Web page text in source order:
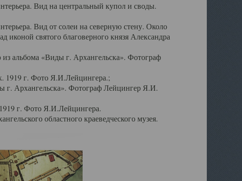
Вид на центральный купол и своды.
Вид от солеи на северную стену. Около
святого благоверного князя Александра
альбома «Виды г. Архангельска». Фотограф
1919 г. Фото Я.И.Лейцингера.;
Архангельска». Фотограф Лейцингер Я.И.
г. Фото Я.И.Лейцингера.
областного краеведческого музея.